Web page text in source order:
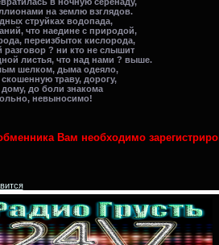
на землю взглядов.
струйках водопада,
что наедине с природой,
переизбыток кислорода,
разговор ? ни кто не слышит
листья, что над нами ? выше.
шелком, дыма одеяло,
траву, дорогу,
до боли знакома
невыносимо!
Вам необходимо